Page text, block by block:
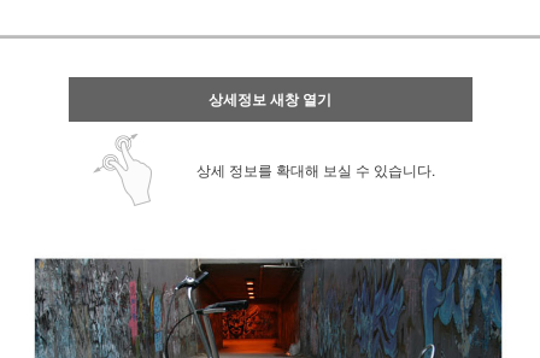
상세정보 새창 열기
상세 정보를 확대해 보실 수 있습니다.